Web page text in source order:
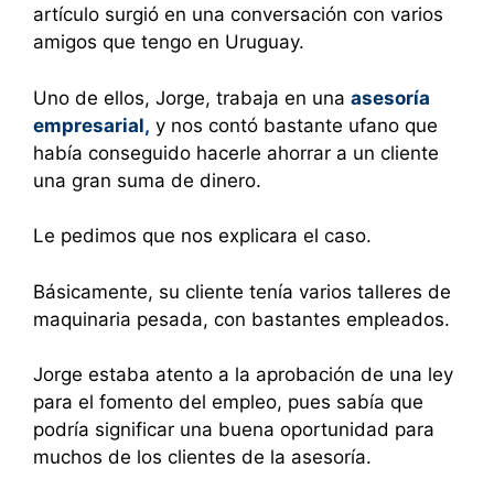
artículo surgió en una conversación con varios
amigos que tengo en Uruguay.
Uno de ellos, Jorge, trabaja en una asesoría
empresarial, y nos contó bastante ufano que
había conseguido hacerle ahorrar a un cliente
una gran suma de dinero.
Le pedimos que nos explicara el caso.
Básicamente, su cliente tenía varios talleres de
maquinaria pesada, con bastantes empleados.
Jorge estaba atento a la aprobación de una ley
para el fomento del empleo, pues sabía que
podría significar una buena oportunidad para
muchos de los clientes de la asesoría.